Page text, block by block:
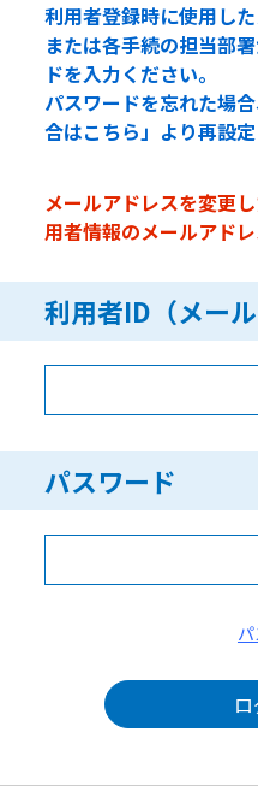
利用者登録時に使用した
または各手続の担当部
ドを入力ください。
パスワードを忘れた場
合はこちら」より再設定
メールアドレスを変更
用者情報のメールアドレ
利用者ID（メール
パスワード